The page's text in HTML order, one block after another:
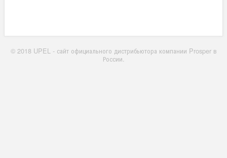
© 2018 UPEL - сайт официального дистрибьютора компании Prosper в
России.